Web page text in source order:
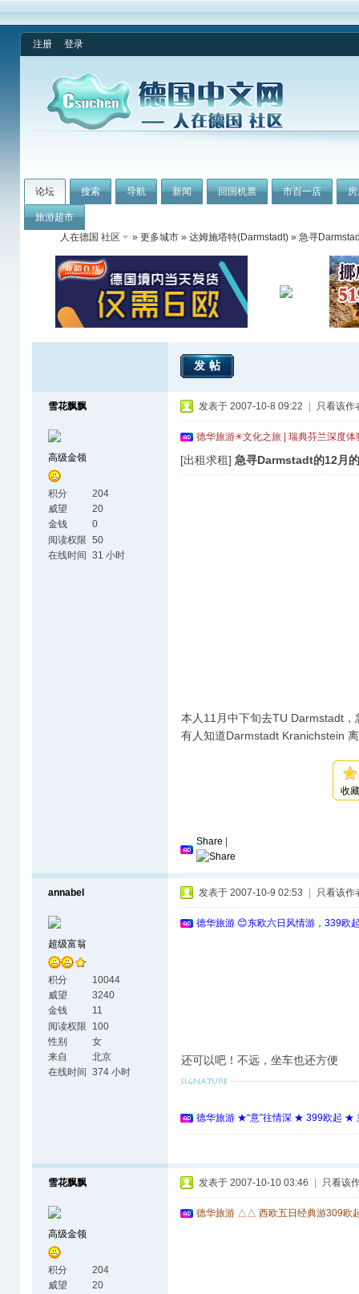
注册 登录
论坛 搜索 导航 新闻 回国机票 市百一店
旅游超市
人在德国 社区
» 更多城市 » 达姆施塔特(Darmstadt) » 急寻
发帖
雪花飘飘
高级金领
积分
204
威望
20
金钱
0
阅读权限 50
在线时间 31 小时
发表于 2007-10-8 09:22 只看该作
德华旅游✳文化之旅 | 瑞典芬兰深度
[出租求租] 急寻Darmstadt的12月
本人11月中下旬去TU Darmstadt
有人知道Darmstadt Kranichstein
收
Share
annabel
超级富翁
积分
10044
威望
3240
金钱
11
阅读权限
100
性别
女
来自
北京
在线时间
374 小时
发表于 2007-10-9 02:53 只看该作
德华旅游 😊东欧六日风情游，339欧
还可以吧！不远，坐车也还方便
德华旅游 ★“意”往情深 ★ 399欧起 ★
雪花飘飘
高级金领
积分
204
威望
20
发表于 2007-10-10 03:46 只看该
德华旅游 △△ 西欧五日经典游309欧